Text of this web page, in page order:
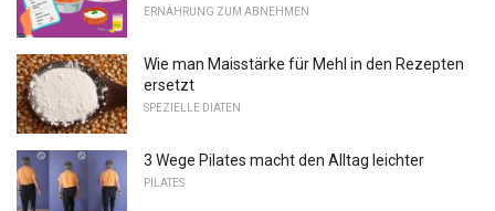
ERNÄHRUNG ZUM ABNEHMEN
Wie man Maisstärke für Mehl in den Rezepten
ersetzt
SPEZIELLE DIÄTEN
3 Wege Pilates macht den Alltag leichter
PILATES